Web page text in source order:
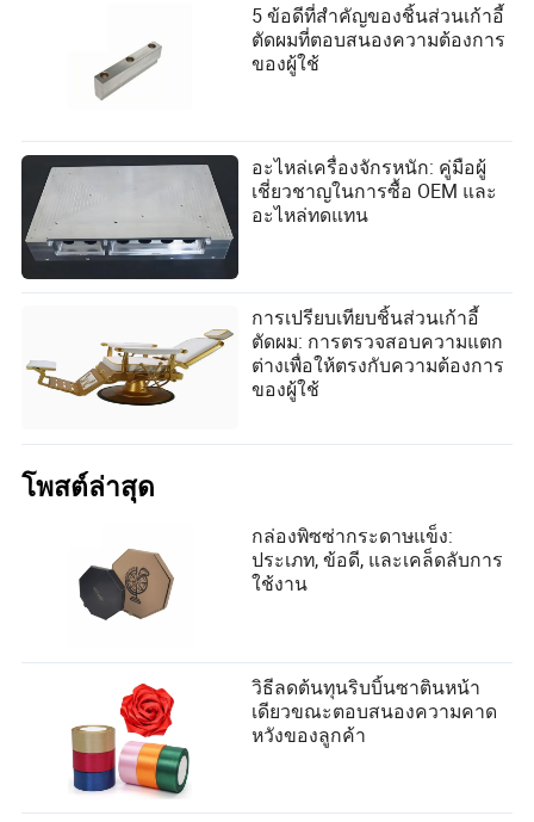
5 ข้อดีที่สำคัญของชิ้นส่วนเก้าอี้
ตัดผมที่ตอบสนองความต้องการ
ของผู้ใช้
อะไหล่เครื่องจักรหนัก: คู่มือผู้
เชี่ยวชาญในการซื้อ OEM และ
อะไหล่ทดแทน
การเปรียบเทียบชิ้นส่วนเก้าอี้
ตัดผม: การตรวจสอบความแตก
ต่างเพื่อให้ตรงกับความต้องการ
ของผู้ใช้
โพสต์ล่าสุด
กล่องพิซซ่ากระดาษแข็ง:
ประเภท, ข้อดี, และเคล็ดลับการ
ใช้งาน
วิธีลดต้นทุนริบบิ้นซาตินหน้า
เดียวขณะตอบสนองความคาด
หวังของลูกค้า